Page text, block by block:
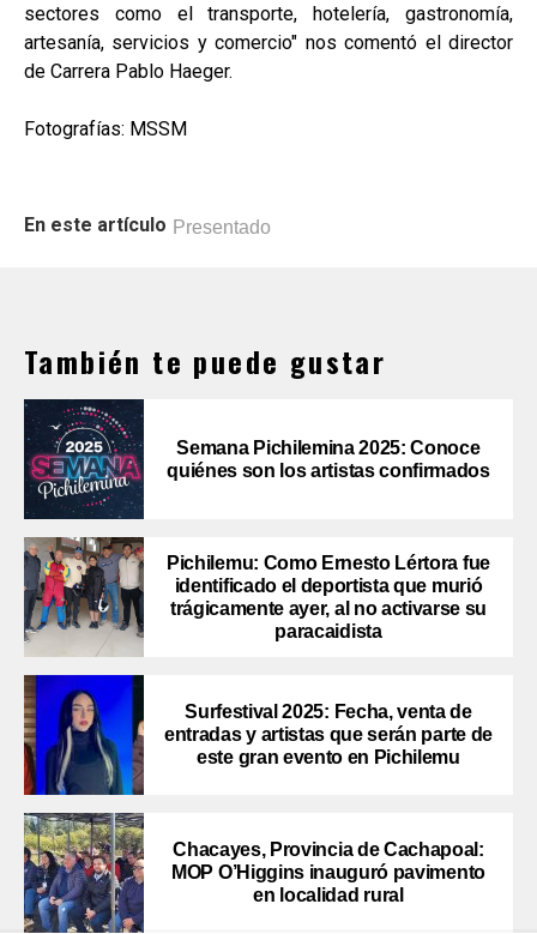
sectores como el transporte, hotelería, gastronomía,
artesanía, servicios y comercio" nos comentó el director
de Carrera Pablo Haeger.
Fotografías: MSSM
En este artículo Presentado
También te puede gustar
Semana Pichilemina 2025: Conoce
quiénes son los artistas confirmados
Pichilemu: Como Ernesto Lértora fue
identificado el deportista que murió
trágicamente ayer, al no activarse su
paracaidista
Surfestival 2025: Fecha, venta de
entradas y artistas que serán parte de
este gran evento en Pichilemu
Chacayes, Provincia de Cachapoal:
MOP O’Higgins inauguró pavimento
en localidad rural